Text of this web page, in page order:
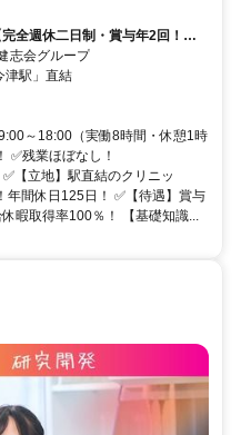
全週休二日制・賞与年2回！】
得率100％！
志会グループ
今津駅」直結
～18:00（実働8時間・休憩1時
✅残業ほぼなし！
【立地】駅直結のクリニッ
年間休日125日！ ✅【待遇】賞与
暇取得率100％！ 【基礎知識...